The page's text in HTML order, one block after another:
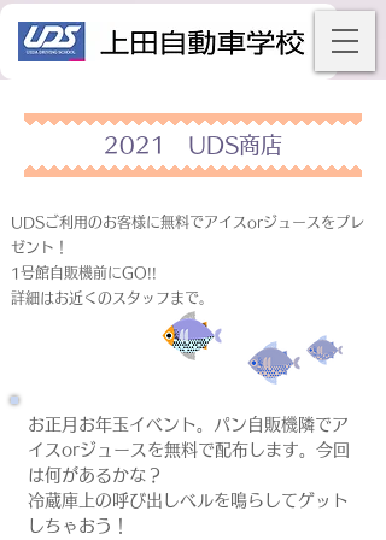
2021 UDS商店
UDSご利用のお客様に無料でアイスorジュースをプレ
ゼント！
1号館自販機前にGO!!
詳細はお近くのスタッフまで。
お正月お年玉イベント。パン自販機隣でア
イスorジュースを無料で配布します。今回
は何があるかな？
冷蔵庫上の呼び出しベルを鳴らしてゲット
しちゃおう！